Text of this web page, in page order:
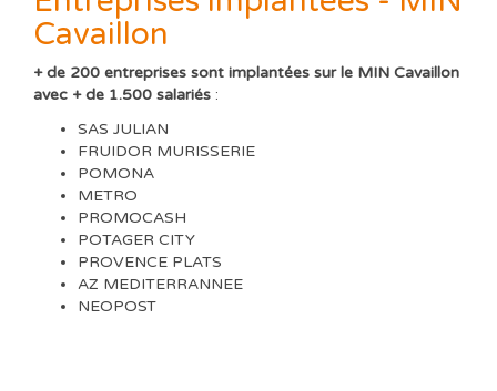
Cavaillon
+ de 200 entreprises sont implantées sur le MIN Cavaillon
avec + de 1.500 salariés :
SAS JULIAN
FRUIDOR MURISSERIE
POMONA
METRO
PROMOCASH
POTAGER CITY
PROVENCE PLATS
AZ MEDITERRANNEE
NEOPOST